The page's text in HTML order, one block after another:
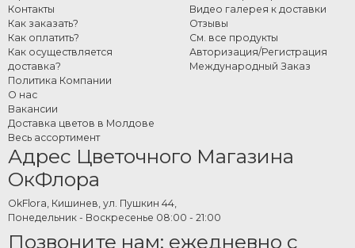
Контакты
Как заказать?
Как оплатить?
Как осуществляется
доставка?
Политика Компании
О нас
Вакансии
Доставка цветов в Молдове
Весь ассортимент
Видео галерея к доставки
Отзывы
См. все продукты
Авторизация/Регистрация
Международный Заказ
Адрес Цветочного Магазина
ОкФлора
OkFlora, Кишинев, ул. Пушкин 44,
Понедельник - Воскресенье 08:00 - 21:00
Позвоните нам: ежедневно с